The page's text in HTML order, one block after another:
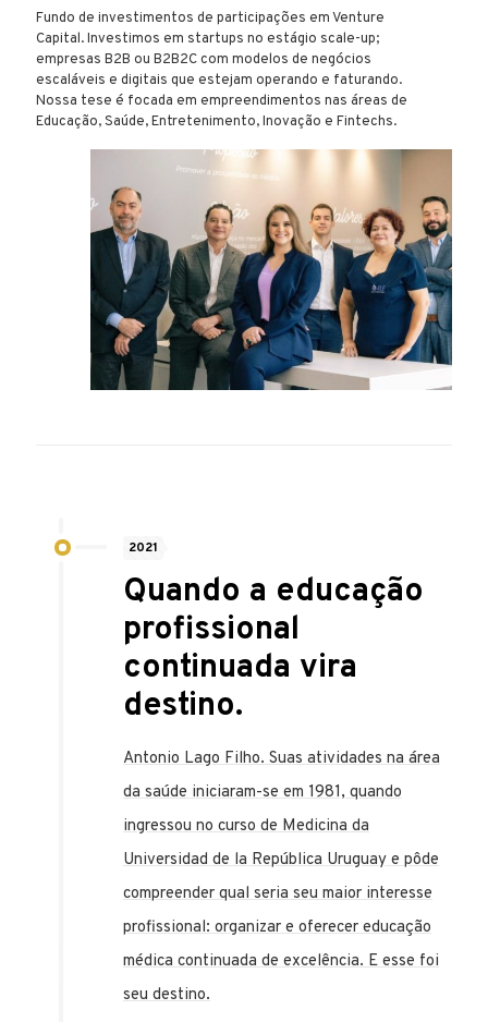
Fundo de investimentos de participações em Venture
Capital. Investimos em startups no estágio scale-up;
empresas B2B ou B2B2C com modelos de negócios
escaláveis e digitais que estejam operando e faturando.
Nossa tese é focada em empreendimentos nas áreas de
Educação, Saúde, Entretenimento, Inovação e Fintechs.
2021
Quando a educação
profissional
continuada vira
destino.
Antonio Lago Filho. Suas atividades na área
da saúde iniciaram-se em 1981, quando
ingressou no curso de Medicina da
Universidad de la República Uruguay e pôde
compreender qual seria seu maior interesse
profissional: organizar e oferecer educação
médica continuada de excelência. E esse foi
seu destino.